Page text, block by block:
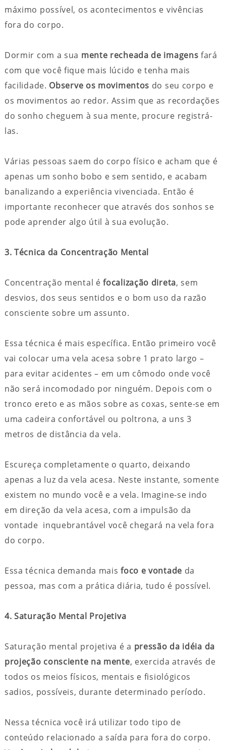
máximo possível, os acontecimentos e vivências
fora do corpo.
Dormir com a sua mente recheada de imagens fará
com que você fique mais lúcido e tenha mais
facilidade. Observe os movimentos do seu corpo e
os movimentos ao redor. Assim que as recordações
do sonho cheguem à sua mente, procure registrá-
las.
Várias pessoas saem do corpo físico e acham que é
apenas um sonho bobo e sem sentido, e acabam
banalizando a experiência vivenciada. Então é
importante reconhecer que através dos sonhos se
pode aprender algo útil à sua evolução.
3. Técnica da Concentração Mental
Concentração mental é focalização direta, sem
desvios, dos seus sentidos e o bom uso da razão
consciente sobre um assunto.
Essa técnica é mais específica. Então primeiro você
vai colocar uma vela acesa sobre 1 prato largo –
para evitar acidentes – em um cômodo onde você
não será incomodado por ninguém. Depois com o
tronco ereto e as mãos sobre as coxas, sente-se em
uma cadeira confortável ou poltrona, a uns 3
metros de distância da vela.
Escureça completamente o quarto, deixando
apenas a luz da vela acesa. Neste instante, somente
existem no mundo você e a vela. Imagine-se indo
em direção da vela acesa, com a impulsão da
vontade inquebrantável você chegará na vela fora
do corpo.
Essa técnica demanda maisfoco e vontade da
pessoa, mas com a prática diária, tudo é possível.
4. Saturação Mental Projetiva
Saturação mental projetiva é a pressão da idéia da
projeção consciente na mente, exercida através de
todos os meios físicos, mentais e fisiológicos
sadios, possíveis, durante determinado período.
Nessa técnica você irá utilizar todo tipo de
conteúdo relacionado a saída para fora do corpo.